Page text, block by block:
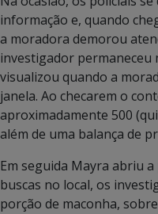
informação e, quando
a moradora demorou
investigador permaneceu
visualizou quando a
janela. Ao checarem o
aproximadamente 500
além de uma balança de
Em seguida Mayra abriu
buscas no local, os
porção de maconha,